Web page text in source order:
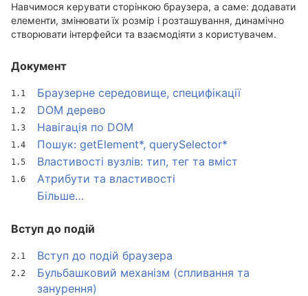
Навчимося керувати сторінкою браузера, а саме: додавати
елементи, змінювати їх розмір і розташування, динамічно
створювати інтерфейси та взаємодіяти з користувачем.
Документ
Браузерне середовище, специфікації
DOM дерево
Навігація по DOM
Пошук: getElement*, querySelector*
Властивості вузлів: тип, тег та вміст
Атрибути та властивості
Більше…
Вступ до подій
Вступ до подій браузера
Бульбашковий механізм (спливання та
занурення)